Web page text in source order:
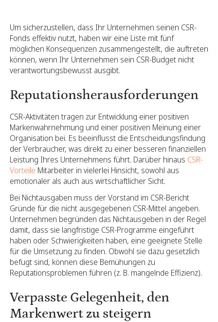
Um sicherzustellen, dass Ihr Unternehmen seinen CSR-
Fonds effektiv nutzt, haben wir eine Liste mit fünf
möglichen Konsequenzen zusammengestellt, die auftreten
können, wenn Ihr Unternehmen sein CSR-Budget nicht
verantwortungsbewusst ausgibt.
Reputationsherausforderungen
CSR-Aktivitäten tragen zur Entwicklung einer positiven
Markenwahrnehmung und einer positiven Meinung einer
Organisation bei. Es beeinflusst die Entscheidungsfindung
der Verbraucher, was direkt zu einer besseren finanziellen
Leistung Ihres Unternehmens führt. Darüber hinaus CSR-
Vorteile Mitarbeiter in vielerlei Hinsicht, sowohl aus
emotionaler als auch aus wirtschaftlicher Sicht.
Bei Nichtausgaben muss der Vorstand im CSR-Bericht
Gründe für die nicht ausgegebenen CSR-Mittel angeben.
Unternehmen begründen das Nichtausgeben in der Regel
damit, dass sie langfristige CSR-Programme eingeführt
haben oder Schwierigkeiten haben, eine geeignete Stelle
für die Umsetzung zu finden. Obwohl sie dazu gesetzlich
befugt sind, können diese Bemühungen zu
Reputationsproblemen führen (z. B. mangelnde Effizienz).
Verpasste Gelegenheit, den
Markenwert zu steigern